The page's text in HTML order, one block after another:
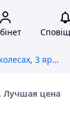
Полиця етажерка на колесах, 3 яруси, багатофункціональна полиця для дому. Лучшая цена
Лучшая цена